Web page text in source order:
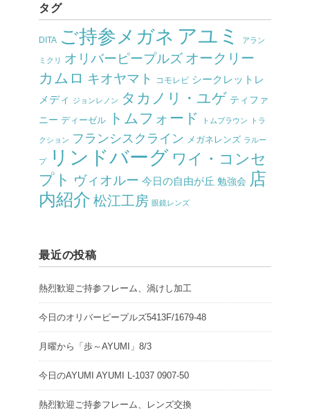
タグ
DITA ご持参メガネ アユミ アラン
ミクリ オリバーピープルズ オークリー
カムロ キオヤマト コモレビ シークレットレ
メディ
ジョンレノン タカノリ・ユゲ ティファ
ニー ディーゼル トムフォード トムブラウン トラ
クション フランシスクライン メガネレンズ ラルー
プ リンドバーグ ワイ・コンセ
プト ヴィオルー 今日の自由が丘 勉強会 店
内紹介 松江工房 眼鏡レンズ
最近の投稿
熱烈歓迎ご持参フレーム、渦けし加工
今日のオリバーピープルズ5413F/1679-48
月曜から「歩～AYUMI」8/3
今日のAYUMI AYUMI L-1037 0907-50
熱烈歓迎ご持参フレーム、レンズ交換